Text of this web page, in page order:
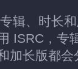
辑、时长
ISRC，专
加长版都